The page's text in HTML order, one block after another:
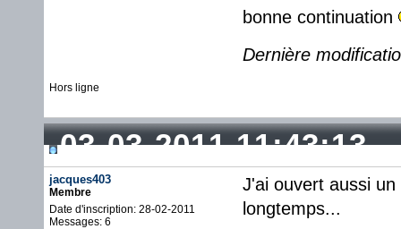
bonne continuation
Dernière
Hors ligne
03-03-2011 11:43:13
jacques403
Membre
Date d'inscription: 28-02-2011
Messages: 6
J'ai ouvert aussi
longtemps...